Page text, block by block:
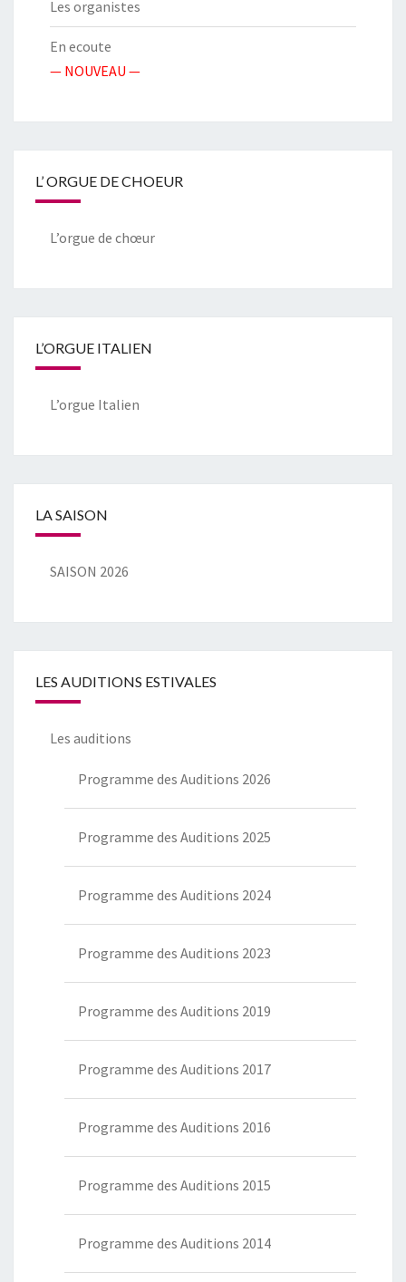
Les organistes
En ecoute
— NOUVEAU —
L’ ORGUE DE CHOEUR
L’orgue de chœur
L’ORGUE ITALIEN
L’orgue Italien
LA SAISON
SAISON 2026
LES AUDITIONS ESTIVALES
Les auditions
Programme des Auditions 2026
Programme des Auditions 2025
Programme des Auditions 2024
Programme des Auditions 2023
Programme des Auditions 2019
Programme des Auditions 2017
Programme des Auditions 2016
Programme des Auditions 2015
Programme des Auditions 2014